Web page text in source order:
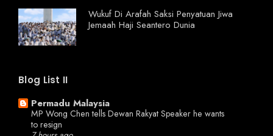
Wukuf Di Arafah Saksi Penyatuan Jiwa
Jemaah Haji Seantero Dunia
Blog List II
Permadu Malaysia
MP Wong Chen tells Dewan Rakyat Speaker he wants
to resign